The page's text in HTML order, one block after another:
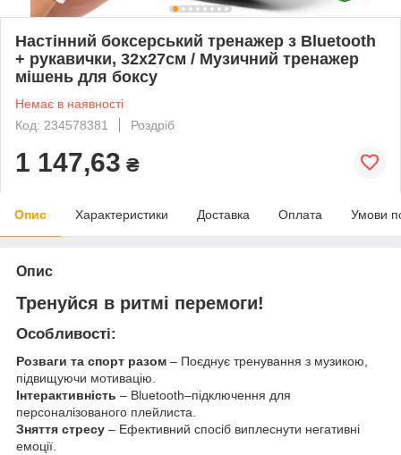
Настінний боксерський тренажер з Bluetooth
+ рукавички, 32х27см / Музичний тренажер
мішень для боксу
Немає в наявності
Код: 234578381
Роздріб
1 147,63 ₴
Опис Характеристики Доставка Оплата Умови
Опис
Тренуйся в ритмі перемоги!
Особливості:
Розваги та спорт разом – Поєднує тренування з музикою,
підвищуючи мотивацію.
Інтерактивність – Bluetooth–підключення для
персоналізованого плейлиста.
Зняття стресу – Ефективний спосіб виплеснути негативні
емоції.